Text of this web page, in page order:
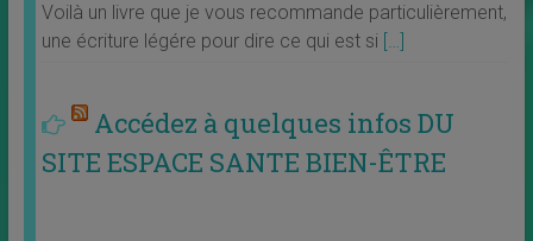
Voilà un livre que je vous recommande particulièrement,
une écriture légére pour dire ce qui est si […]
Accédez à quelques infos DU
SITE ESPACE SANTE BIEN-ÊTRE